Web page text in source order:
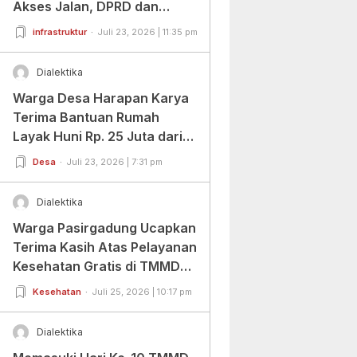
Akses Jalan, DPRD dan
Warga Beri Apresiasi
infrastruktur Juli 23, 2026 | 11:35 pm
Dialektika
Warga Desa Harapan Karya
Terima Bantuan Rumah
Layak Huni Rp. 25 Juta dari
BAZNAS Banten
Desa Juli 23, 2026 | 7:31 pm
Dialektika
Warga Pasirgadung Ucapkan
Terima Kasih Atas Pelayanan
Kesehatan Gratis di TMMD
Ke-129
Kesehatan Juli 25, 2026 | 10:17 pm
Dialektika